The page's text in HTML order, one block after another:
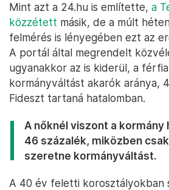
Mint azt a 24.hu is említette, a
közzétett másik, de a múlt
felmérés is lényegében ezt az
A portál által megrendelt
ugyanakkor az is kiderül, a
kormányváltást akarók aránya,
Fideszt tartaná hatalomban.
A nőknél viszont a kormány
46 százalék, miközben
szeretne kormányváltást.
A 40 év feletti korosztályokban